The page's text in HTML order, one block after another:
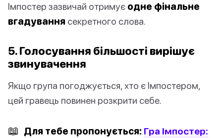
Імпостер зазвичай отримує одне фінальне
вгадування секретного слова.
5. Голосування більшості вирішує
звинувачення
Якщо група погоджується, хто є Імпостером,
цей гравець повинен розкрити себе.
📖 Для тебе пропонується: Гра Імпостер: